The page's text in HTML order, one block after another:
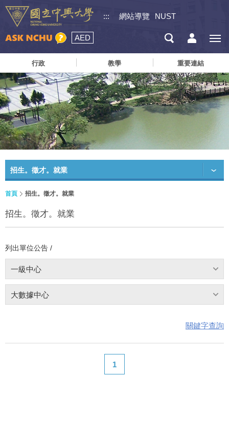
::: 網站導覽 NUST
AED
行政 教學 重要連結
招生。徵才。就業
首頁 招生。徵才。就業
招生。徵才。就業
列出單位公告 /
一級中心
大數據中心
關鍵字查詢
1